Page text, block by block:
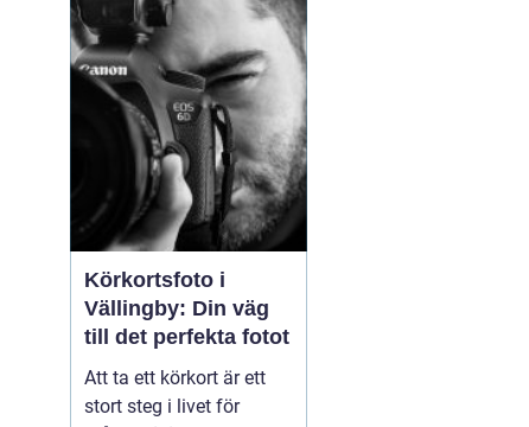
en n...
Körkortsfoto i
Vällingby: Din väg
till det perfekta fotot
Att ta ett körkort är ett
stort steg i livet för